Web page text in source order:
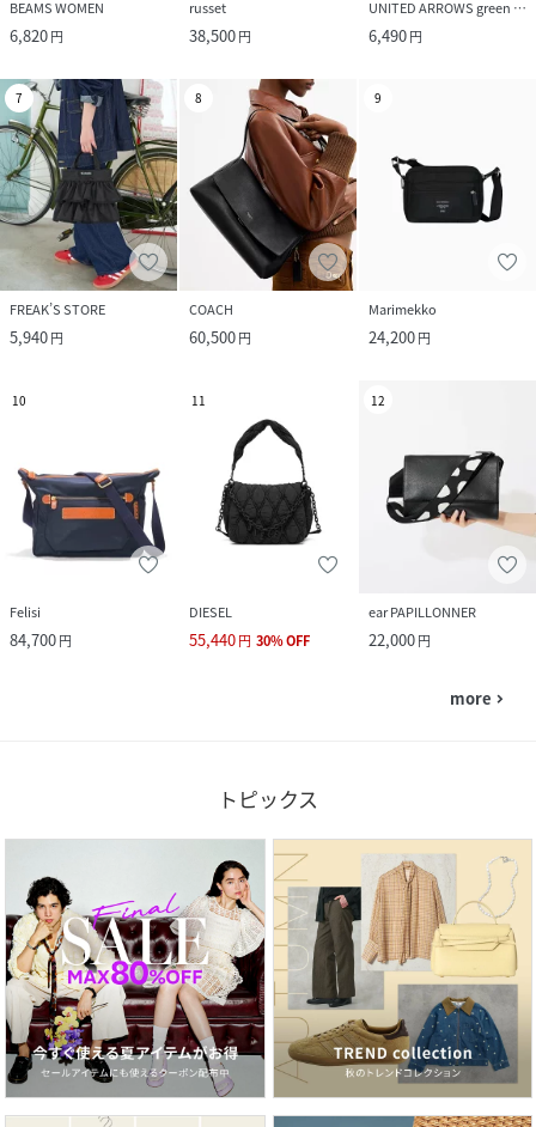
BEAMS WOMEN
6,820円
russet
38,500円
UNITED ARROWS green label relaxing
6,490円
7
FREAK’S STORE
5,940円
8
COACH
60,500円
9
Marimekko
24,200円
10
Felisi
84,700円
11
DIESEL
55,440円 30%OFF
12
ear PAPILLONNER
22,000円
more navigate_next
トピックス